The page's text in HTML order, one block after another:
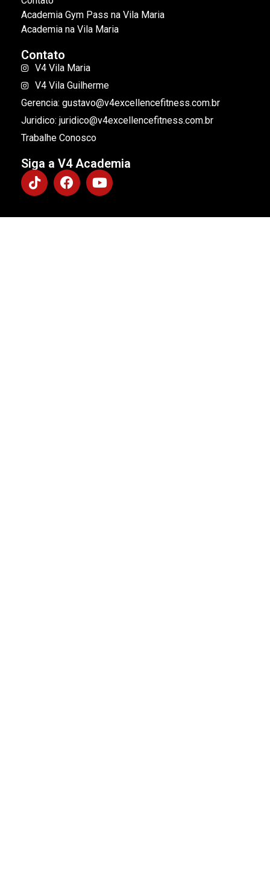
Academia Gym Pass na Vila Maria
Academia na Vila Maria
Contato
V4 Vila Maria
V4 Vila Guilherme
Gerencia: gustavo@v4excellencefitness.com.br
Juridico: juridico@v4excellencefitness.com.br
Trabalhe Conosco
Siga a V4 Academia